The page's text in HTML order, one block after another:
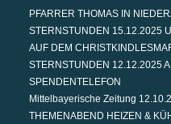
PFARRER THOMAS IN
STERNSTUNDEN 15.12.2025
AUF DEM
STERNSTUNDEN 12.12.2025
SPENDENTELEFON
Mittelbayerische Zeitung
THEMENABEND HEIZEN &